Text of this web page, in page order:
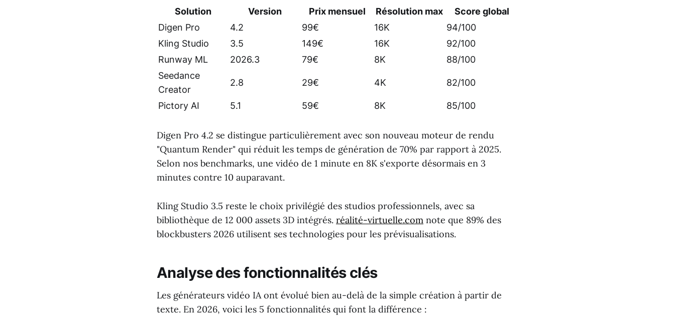
Solution Version Prix mensuel Résolution max
Score global
Digen Pro
4.2 99€ 16K
94/100
Kling Studio
3.5 149€ 16K
92/100
Runway ML
2026.3 79€ 8K
88/100
Seedance
Creator
2.8 29€ 4K 82/100
Pictory AI 5.1 59€ 8K 85/100
Digen Pro 4.2 se distingue particulièrement avec son nouveau moteur de rendu
"Quantum Render" qui réduit les temps de génération de 70% par rapport à 2025.
Selon nos benchmarks, une vidéo de 1 minute en 8K s'exporte désormais en 3
minutes contre 10 auparavant.
Kling Studio 3.5 reste le choix privilégié des studios professionnels, avec sa
bibliothèque de 12 000 assets 3D intégrés. réalité-virtuelle.com note que 89% des
blockbusters 2026 utilisent ses technologies pour les prévisualisations.
Analyse des fonctionnalités clés
Les générateurs vidéo IA ont évolué bien au-delà de la simple création à partir de
texte. En 2026, voici les 5 fonctionnalités qui font la différence :